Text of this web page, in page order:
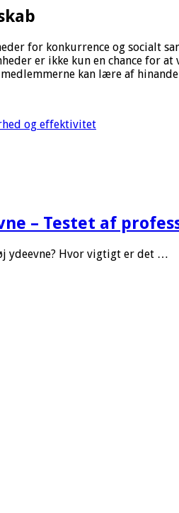
for konkurrence og socialt
er ikke kun en chance for
kan lære af
og effektivitet
– Testet af
ydeevne? Hvor vigtigt er det …